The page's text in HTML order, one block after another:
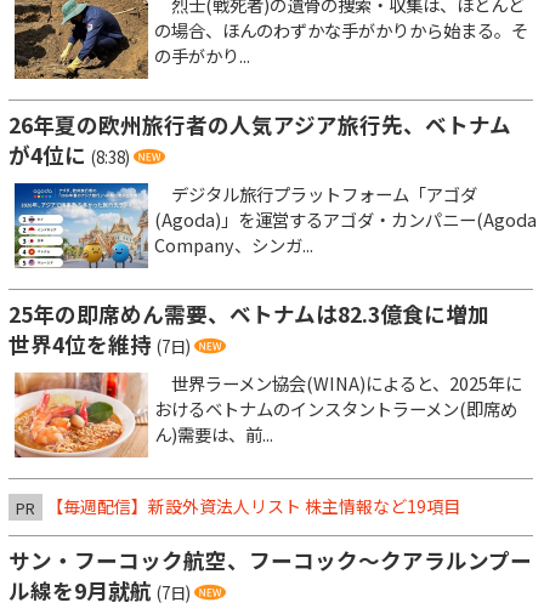
の場合、ほんのわずかな手がかりから始まる。そ
の手がかり...
26年夏の欧州旅行者の人気アジア旅行先、ベトナム
が4位に (8:38)
デジタル旅行プラットフォーム「アゴダ
(Agoda)」を運営するアゴダ・カンパニー(Agoda
Company、シンガ...
25年の即席めん需要、ベトナムは82.3億食に増加
世界4位を維持 (7日)
世界ラーメン協会(WINA)によると、2025年に
おけるベトナムのインスタントラーメン(即席め
ん)需要は、前...
PR 【毎週配信】新設外資法人リスト 株主情報など19項目
サン・フーコック航空、フーコック～クアラルンプー
ル線を9月就航 (7日)